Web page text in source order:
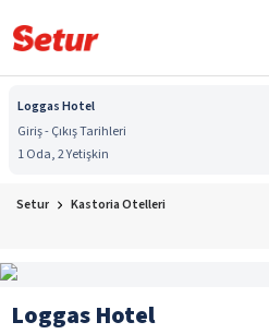
Loggas Hotel
Giriş - Çıkış Tarihleri
1 Oda, 2 Yetişkin
Setur Kastoria Otelleri
Loggas Hotel